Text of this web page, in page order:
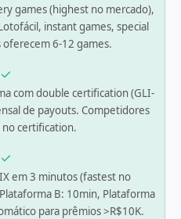
games (highest no mercado),
instant games, special
6-12 games.
✓
com double certification (GLI-
de payouts. Competidores
certification.
✓
em 3 minutos (fastest no
B: 10min, Plataforma
para prêmios >R$10K.